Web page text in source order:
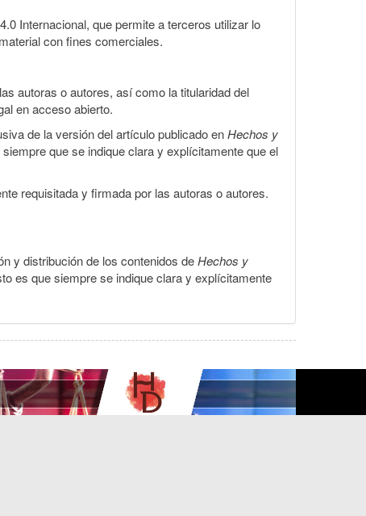
Internacional, que permite a terceros utilizar lo
con fines comerciales.
autoras o autores, así como la titularidad del
en acceso abierto.
de la versión del artículo publicado enHechos y
que se indique clara y explícitamente que el
requisitada y firmada por las autoras o autores.
y distribución de los contenidos deHechos y
es que siempre se indique clara y explícitamente